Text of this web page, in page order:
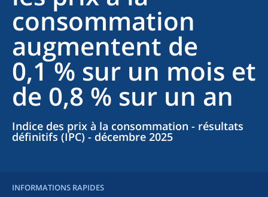
consommation
augmentent de
0,1 % sur un mois et
de 0,8 % sur un an
Indice des prix à la consommation - résultats
définitifs (IPC) - décembre 2025
INFORMATIONS RAPIDES